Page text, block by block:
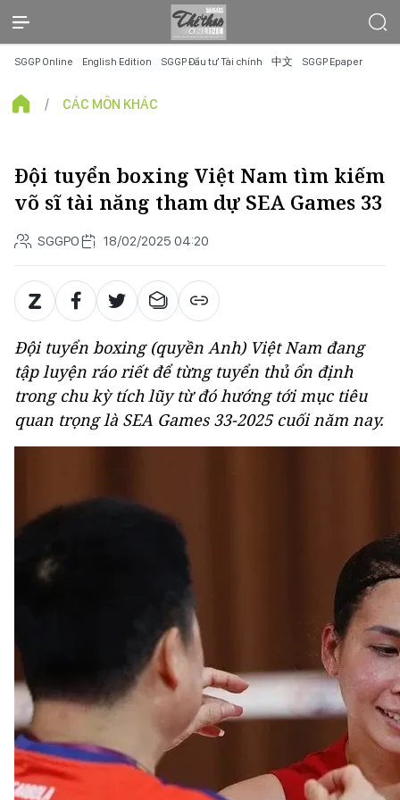
SGGP Online English Edition SGGP Đầu tư Tài chính 中文 SGGP Epaper
CÁC MÔN KHÁC
Đội tuyển boxing Việt Nam tìm kiếm
võ sĩ tài năng tham dự SEA Games 33
SGGPO 18/02/2025 04:20
Đội tuyển boxing (quyền Anh) Việt Nam đang
tập luyện ráo riết để từng tuyển thủ ổn định
trong chu kỳ tích lũy từ đó hướng tới mục tiêu
quan trọng là SEA Games 33-2025 cuối năm nay.